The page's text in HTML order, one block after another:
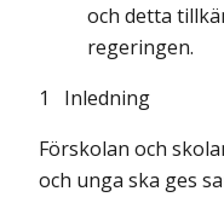
och detta
regeringen.
1 Inledning
Förskolan och
och unga ska ges